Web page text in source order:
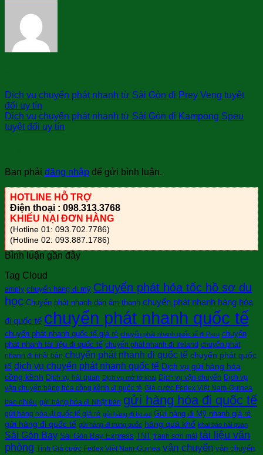
Dịch vụ chuyển phát nhanh từ Sài Gòn đi Prey Veng tuyệt
đối uy tín
Dịch vụ chuyển phát nhanh từ Sài Gòn đi Kampong Speu
tuyệt đối uy tín
Bạn phải đăng nhập để gửi bình luận.
HOTLINE HỖ TRỢ
Điện thoại : 098.313.3768
KHIẾU NẠI ĐƠN HÀNG
(Hotline 01: 093.702.7786)
(Hotline 02: 093.887.1786)
Bình luận gần đây
Tag Cloud
amply chuyển hàng đi mỹ Chuyển phát hỏa tốc hồ sơ du
học Chuyển phát nhanh dàn âm thanh chuyển phát nhanh hàng hóa
đi quốc tế chuyển phát nhanh quốc tế
chuyển phát nhanh quốc tế giá rẻ chuyển phát nhanh quốc tế đi Peru chuyển
phát nhanh tài liệu đi quốc tế chuyển phát nhanh đi Ireland chuyển phát
nhanh đi nhật bản chuyển phát nhanh đi quốc tế chuyển phát quốc
tế dịch vụ chuyển phát nhanh quốc tế Dịch vụ gửi hàng hóa
cồng kềnh Dịch vụ hải quan Dịch vụ mở tờ khai Dịch vụ vận chuyển Dịch vụ
vận chuyển hàng hóa cồng kềnh đi quốc tê Giá cước Fedex Việt Nam-Guinea
bao nhiêu gửi hàng hóa đi Nhật bản gửi hàng hóa đi quốc tế
gửi hàng hóa đi quốc tế giá rẻ gửi hàng đi Israel Gửi hàng đi Mỹ nhanh giá rẻ
gửi hàng đi quốc tế gửi hàng đi trung quốc hàng quá khổ khai báo hải quan
Sài Gòn Bay Sài Gòn Bay Express TNT tranh sơn mài tài liệu văn
phòng Tính Giá cước Fedex Việt Nam-Guinea vận chuyển vận chuyển